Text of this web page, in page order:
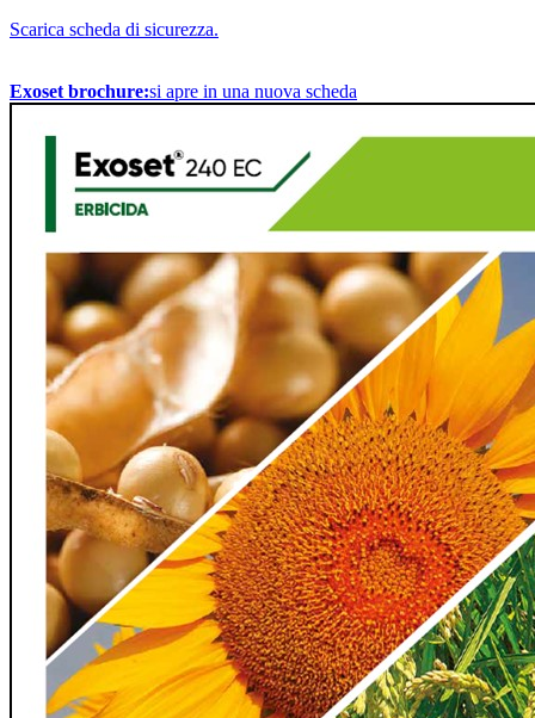
Scarica scheda di sicurezza.
Exoset brochure:si apre in una nuova scheda